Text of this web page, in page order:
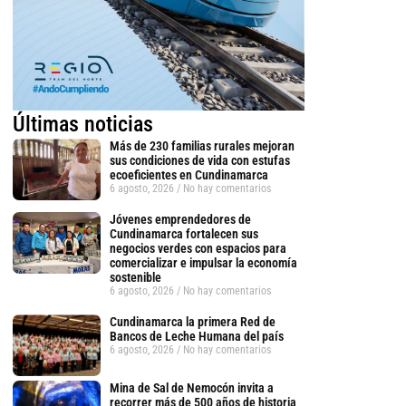
Últimas noticias
Más de 230 familias rurales mejoran
sus condiciones de vida con estufas
ecoeficientes en Cundinamarca
6 agosto, 2026 No hay comentarios
Jóvenes emprendedores de
Cundinamarca fortalecen sus
negocios verdes con espacios para
comercializar e impulsar la economía
sostenible
6 agosto, 2026 No hay comentarios
Cundinamarca la primera Red de
Bancos de Leche Humana del país
6 agosto, 2026 No hay comentarios
Mina de Sal de Nemocón invita a
recorrer más de 500 años de historia